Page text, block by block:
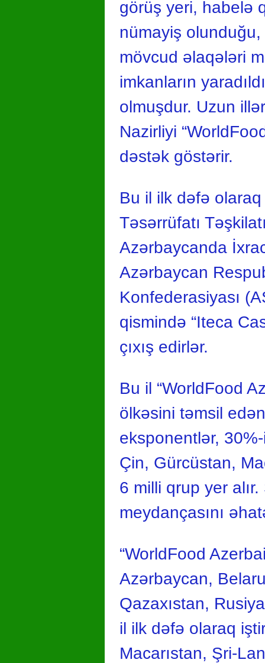
görüş yeri, habelə
nümayiş
mövcud əlaqələri
imkanların
olmuşdur. Uzun
Nazirliyi
dəstək göstərir.
Bu il ilk dəfə
Təsərrüfatı
Azərbaycanda
Azərbaycan
Konfederasiyası
qismində “Iteca
çıxış edirlər.
Bu il “WorldFood
ölkəsini təmsil
eksponentlər, 30%-
Çin, Gürcüstan,
6 milli qrup yer
meydançasını
“WorldFood
Azərbaycan,
Qazaxıstan,
il ilk dəfə olaraq
Macarıstan, Şri-